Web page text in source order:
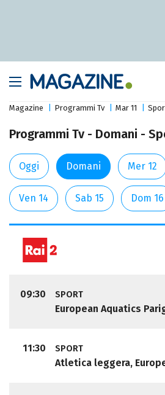
Magazine Programmi Tv Mar 11
Programmi Tv - Domani -
Oggi Domani Mer 12
Ven 14 Sab 15 Dom 16
09:30 SPORT
European Aquatics
11:30 SPORT
Atletica leggera,